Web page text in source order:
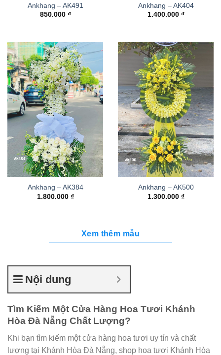
Ankhang – AK491
850.000 ₫
Ankhang – AK404
1.400.000 ₫
Ankhang – AK384
1.800.000 ₫
Ankhang – AK500
1.300.000 ₫
Xem thêm mẫu
Nội dung
Tìm Kiếm Một Cửa Hàng Hoa Tươi Khánh
Hòa Đà Nẵng Chất Lượng?
Khi bạn tìm kiếm một cửa hàng hoa tươi uy tín và chất
lượng tại Khánh Hòa Đà Nẵng, shop hoa tươi Khánh Hòa